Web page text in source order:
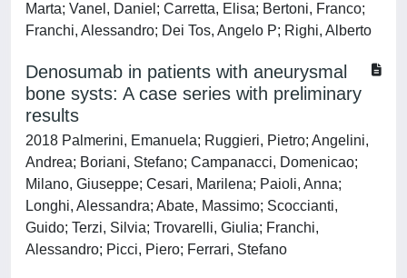
Marta; Vanel, Daniel; Carretta, Elisa; Bertoni, Franco;
Franchi, Alessandro; Dei Tos, Angelo P; Righi, Alberto
Denosumab in patients with aneurysmal
bone systs: A case series with preliminary
results
2018 Palmerini, Emanuela; Ruggieri, Pietro; Angelini,
Andrea; Boriani, Stefano; Campanacci, Domenicao;
Milano, Giuseppe; Cesari, Marilena; Paioli, Anna;
Longhi, Alessandra; Abate, Massimo; Scoccianti,
Guido; Terzi, Silvia; Trovarelli, Giulia; Franchi,
Alessandro; Picci, Piero; Ferrari, Stefano